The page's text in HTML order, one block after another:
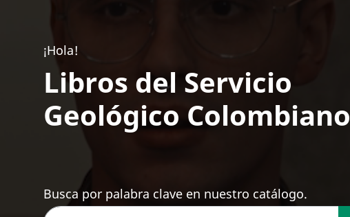
¡Hola!
Libros del Servicio
Geológico Colombiano
Busca por palabra clave en nuestro catálogo.